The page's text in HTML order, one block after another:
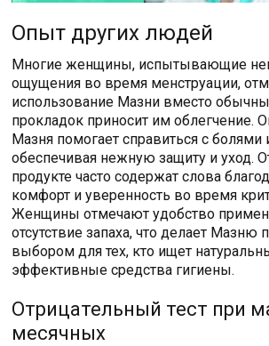
Опыт других людей
Многие женщины, испытывающие
ощущения во время менструации,
использование Мазни вместо
прокладок приносит им облегчение.
Мазня помогает справиться с
обеспечивая нежную защиту и уход.
продукте часто содержат слова
комфорт и уверенность во время
Женщины отмечают удобство
отсутствие запаха, что делает
выбором для тех, кто ищет
эффективные средства гигиены.
Отрицательный тест при
месячных